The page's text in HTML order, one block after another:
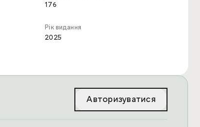
176
Рік видання
2025
Авторизуватися